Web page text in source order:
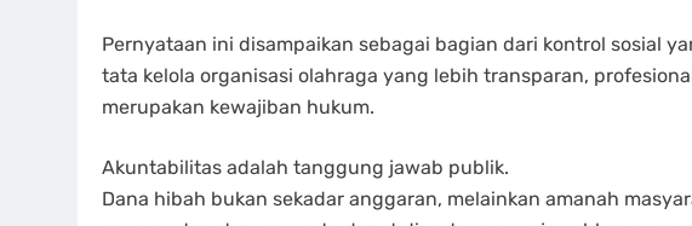
Pernyataan ini disampaikan sebagai bagian dari kontrol sosial
tata kelola organisasi olahraga yang lebih transparan,
merupakan kewajiban hukum.
Akuntabilitas adalah tanggung jawab publik.
Dana hibah bukan sekadar anggaran, melainkan amanah